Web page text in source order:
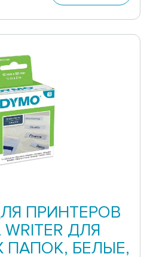
ПРИНТЕРОВ
WRITER ДЛЯ
БЕЛЫЕ,